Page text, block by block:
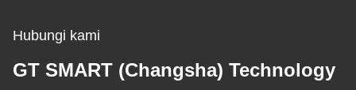
Hubungi kami
GT SMART (Changsha) Technology